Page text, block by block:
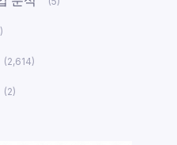
(2,614)
(2)